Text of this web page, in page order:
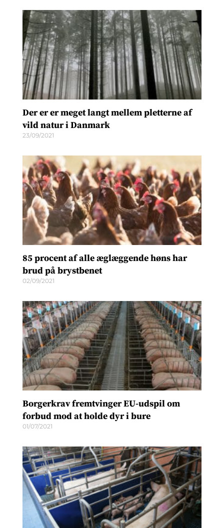
Der er er meget langt mellem pletterne af
vild natur i Danmark
23/09/2021
85 procent af alle æglæggende høns har
brud på brystbenet
02/09/2021
Borgerkrav fremtvinger EU-udspil om
forbud mod at holde dyr i bure
01/07/2021